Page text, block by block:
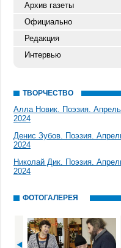
Архив газеты
Официально
Редакция
Интервью
ТВОРЧЕСТВО
Алла Новик. Поэзия. Апрель
2024
Денис Зубов. Поэзия.
2024
Николай Дик. Поэзия.
2024
ФОТОГАЛЕРЕЯ